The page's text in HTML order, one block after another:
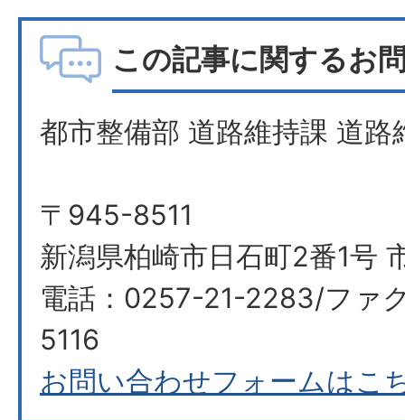
この記事に関するお
都市整備部 道路維持課 道路
〒945-8511
新潟県柏崎市日石町2番1号
電話：0257-21-2283/ファ
5116
お問い合わせフォームはこ